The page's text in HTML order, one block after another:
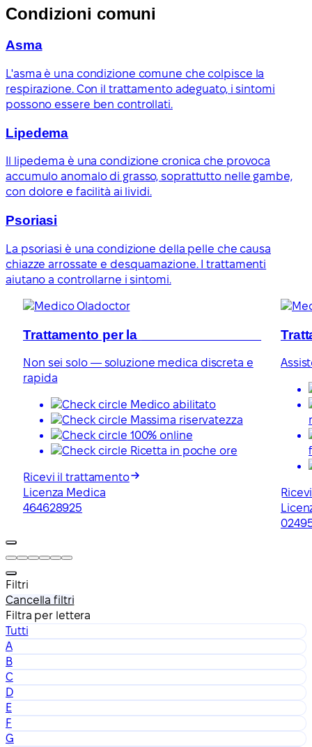
Condizioni comuni
Asma
L'asma è una condizione comune che colpisce la
respirazione. Con il trattamento adeguato, i sintomi
possono essere ben controllati.
Lipedema
Il lipedema è una condizione cronica che provoca
accumulo anomalo di grasso, soprattutto nelle gambe,
con dolore e facilità ai lividi.
Psoriasi
La psoriasi è una condizione della pelle che causa
chiazze arrossate e desquamazione. I trattamenti
aiutano a controllarne i sintomi.
Trattamento per la
Non sei solo — soluzione medica discreta e
rapida
Medico abilitato
Massima riservatezza
100% online
Ricetta in poche ore
Ricevi il trattamento
Licenza Medica
464628925
Filtri
Cancella filtri
Filtra per lettera
Tutti
A
B
C
D
E
F
G